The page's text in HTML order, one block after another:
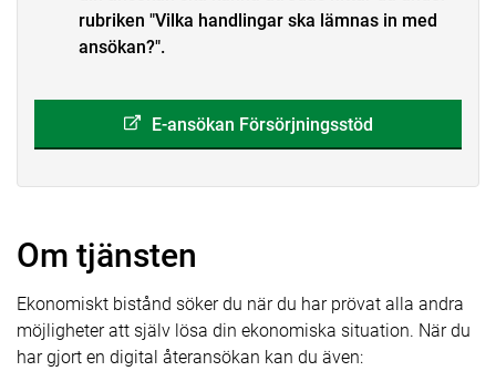
rubriken "Vilka handlingar ska lämnas in med
ansökan?".
E-ansökan Försörjningsstöd
Om tjänsten
Ekonomiskt bistånd söker du när du har prövat alla andra
möjligheter att själv lösa din ekonomiska situation. När du
har gjort en digital återansökan kan du även: